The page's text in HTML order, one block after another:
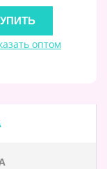
оптом